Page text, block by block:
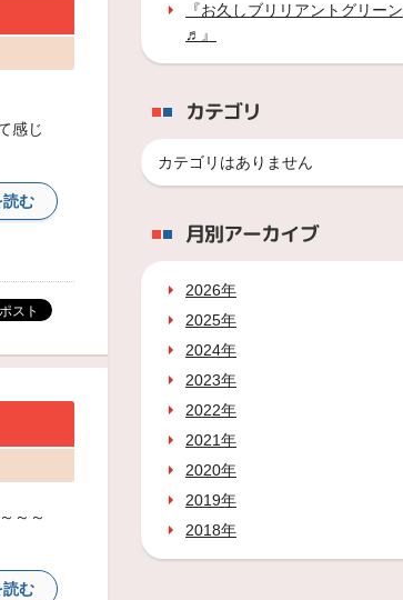
感じ
読む
～～
読む
『お久しブリリアントグリーン
♬』
カテゴリ
カテゴリはありません
月別アーカイブ
2026年
2025年
2024年
2023年
2022年
2021年
2020年
2019年
2018年